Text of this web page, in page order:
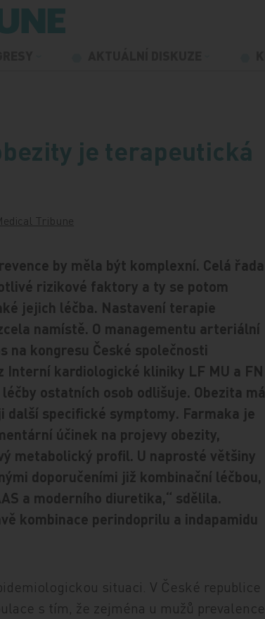
je terapeutická
Tribune
by měla být komplexní. Celá řada
rizikové faktory a ty se potom
jejich léčba. Nastavení terapie
namístě. O managementu arteriální
na kongresu České společnosti
Interní kardiologické kliniky LF MU a FN
ostatních osob odlišuje. Obezita má
specifické symptomy. Farmaka je
účinek na projevy obezity,
metabolický profil. U naprosté většiny
doporučeními již kombinační léčbou,
a moderního diuretika,“ sdělila.
kombinace perindoprilu a indapamidu
situaci. V České republice
s tím, že zejména u mužů prevalence